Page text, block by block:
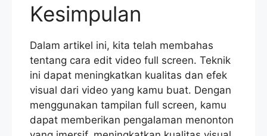
Kesimpulan
Dalam artikel ini, kita telah membahas
tentang cara edit video full screen. Teknik
ini dapat meningkatkan kualitas dan efek
visual dari video yang kamu buat. Dengan
menggunakan tampilan full screen, kamu
dapat memberikan pengalaman menonton